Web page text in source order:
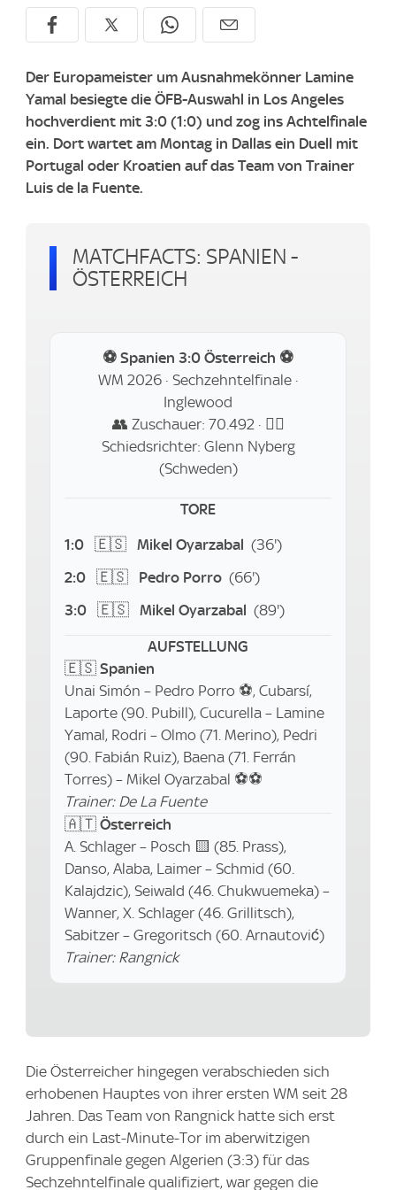
Der Europameister um Ausnahmekönner Lamine
Yamal besiegte die ÖFB-Auswahl in Los Angeles
hochverdient mit 3:0 (1:0) und zog ins Achtelfinale
ein. Dort wartet am Montag in Dallas ein Duell mit
Portugal oder Kroatien auf das Team von Trainer
Luis de la Fuente.
MATCHFACTS: SPANIEN -
ÖSTERREICH
⚽ Spanien 3:0 Österreich ⚽
WM 2026 · Sechzehntelfinale ·
Inglewood
👥 Zuschauer: 70.492 · 👨‍⚖️
Schiedsrichter: Glenn Nyberg
(Schweden)
TORE
1:0 🇪🇸 Mikel Oyarzabal (36')
2:0 🇪🇸 Pedro Porro(66')
3:0 🇪🇸 Mikel Oyarzabal (89')
AUFSTELLUNG
🇪🇸 Spanien
Unai Simón – Pedro Porro ⚽, Cubarsí,
Laporte (90. Pubill), Cucurella – Lamine
Yamal, Rodri – Olmo (71. Merino), Pedri
(90. Fabián Ruiz), Baena (71. Ferrán
Torres) – Mikel Oyarzabal ⚽⚽
Trainer: De La Fuente
🇦🇹 Österreich
A. Schlager – Posch 🟨 (85. Prass),
Danso, Alaba, Laimer – Schmid (60.
Kalajdzic), Seiwald (46. Chukwuemeka) –
Wanner, X. Schlager (46. Grillitsch),
Sabitzer – Gregoritsch (60. Arnautović)
Trainer: Rangnick
Die Österreicher hingegen verabschieden sich
erhobenen Hauptes von ihrer ersten WM seit 28
Jahren. Das Team von Rangnick hatte sich erst
durch ein Last-Minute-Tor im aberwitzigen
Gruppenfinale gegen Algerien (3:3) für das
Sechzehntelfinale qualifiziert, war gegen die